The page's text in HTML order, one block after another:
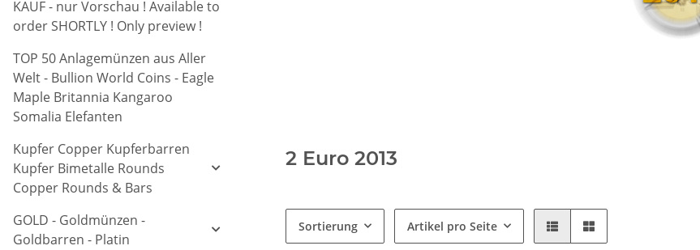
2 Euro 2013
Sortierung Artikel pro Seite
KAUF - nur Vorschau ! Available to
order SHORTLY ! Only preview !
TOP 50 Anlagemünzen aus Aller
Welt - Bullion World Coins - Eagle
Maple Britannia Kangaroo
Somalia Elefanten
Kupfer Copper Kupferbarren
Kupfer Bimetalle Rounds
Copper Rounds & Bars
GOLD - Goldmünzen -
Goldbarren - Platin